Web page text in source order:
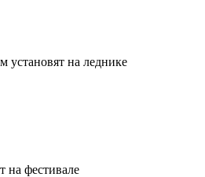
установят на леднике
на фестивале